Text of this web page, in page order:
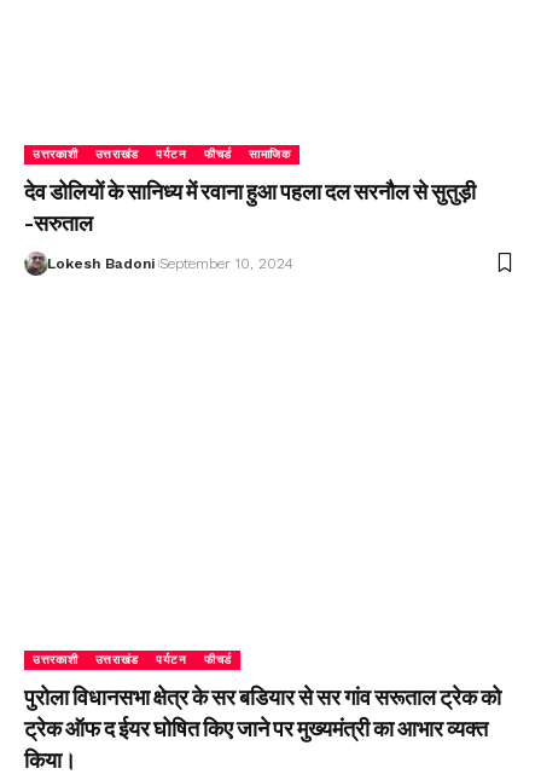
उत्तरकाशी उत्तराखंड पर्यटन फीचर्ड सामाजिक
देव डोलियों के सानिध्य में रवाना हुआ पहला दल सरनौल से सुतुड़ी
-सरुताल
Lokesh Badoni September 10, 2024
उत्तरकाशी उत्तराखंड पर्यटन फीचर्ड
पुरोला विधानसभा क्षेत्र के सर बडियार से सर गांव सरूताल ट्रेक को
ट्रेक ऑफ द ईयर घोषित किए जाने पर मुख्यमंत्री का आभार व्यक्त
किया।